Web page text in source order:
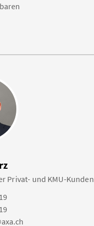
Privat- und KMU-Kunden